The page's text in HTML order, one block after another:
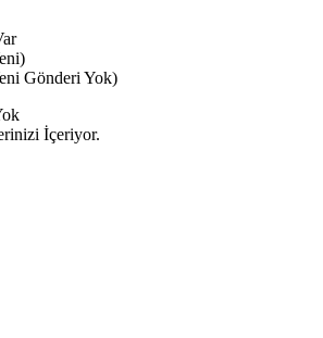
Gönderi Yok)
İçeriyor.